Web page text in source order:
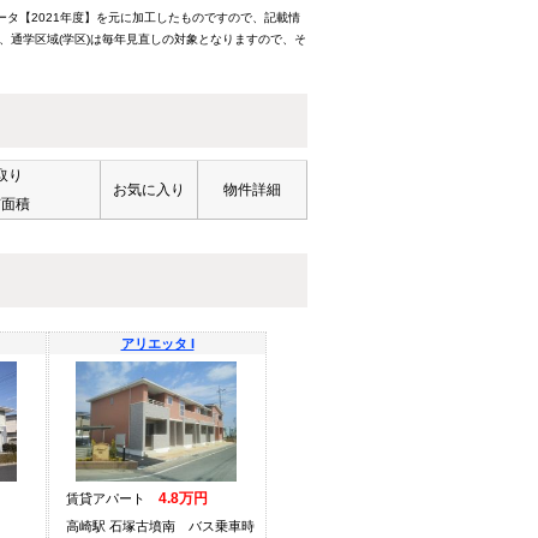
【2021年度】を元に加工したものですので、記載情
通学区域(学区)は毎年見直しの対象となりますので、そ
り
積
お気に入り 物件詳細
アリエッタ I
賃貸アパート 4.8万円
高崎駅 石塚古墳南 バス乗車時